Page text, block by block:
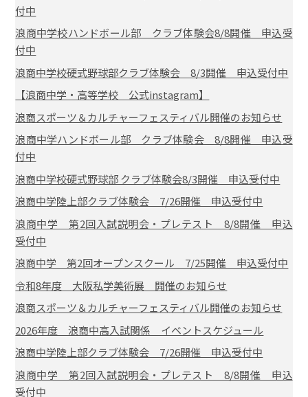
付中
浪商中学校ハンドボール部 クラブ体験会8/8開催 申込受
付中
浪商中学校硬式野球部クラブ体験会 8/3開催 申込受付中
【浪商中学・高等学校 公式instagram】
浪商スポーツ＆カルチャーフェスティバル開催のお知らせ
浪商中学ハンドボール部 クラブ体験会 8/8開催 申込受
付中
浪商中学校硬式野球部 クラブ体験会8/3開催 申込受付中
浪商中学陸上部クラブ体験会 7/26開催 申込受付中
浪商中学 第2回入試説明会・プレテスト 8/8開催 申込
受付中
浪商中学 第2回オープンスクール 7/25開催 申込受付中
令和8年度 大阪私学美術展 開催のお知らせ
浪商スポーツ＆カルチャーフェスティバル開催のお知らせ
2026年度 浪商中高入試関係 イベントスケジュール
浪商中学陸上部クラブ体験会 7/26開催 申込受付中
浪商中学 第2回入試説明会・プレテスト 8/8開催 申込
受付中